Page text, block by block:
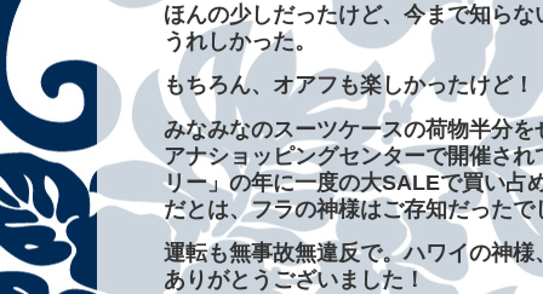
ほんの少しだったけど、今まで知ら
うれしかった。
もちろん、オアフも楽しかったけど！
みなみなのスーツケースの荷物半分
アナショッピングセンターで開催さ
リー」の年に一度の大SALEで買い占
だとは、フラの神様はご存知だったで
運転も無事故無違反で。ハワイの神
ありがとうございました！